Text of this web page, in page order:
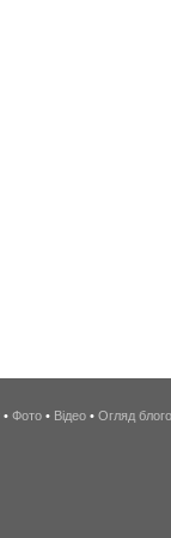
• Фото • Відео • Огляд